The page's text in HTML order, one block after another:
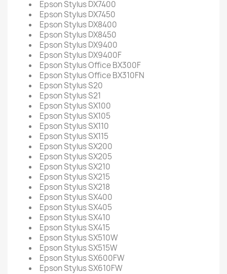
Epson Stylus DX7400
Epson Stylus DX7450
Epson Stylus DX8400
Epson Stylus DX8450
Epson Stylus DX9400
Epson Stylus DX9400F
Epson Stylus Office BX300F
Epson Stylus Office BX310FN
Epson Stylus S20
Epson Stylus S21
Epson Stylus SX100
Epson Stylus SX105
Epson Stylus SX110
Epson Stylus SX115
Epson Stylus SX200
Epson Stylus SX205
Epson Stylus SX210
Epson Stylus SX215
Epson Stylus SX218
Epson Stylus SX400
Epson Stylus SX405
Epson Stylus SX410
Epson Stylus SX415
Epson Stylus SX510W
Epson Stylus SX515W
Epson Stylus SX600FW
Epson Stylus SX610FW